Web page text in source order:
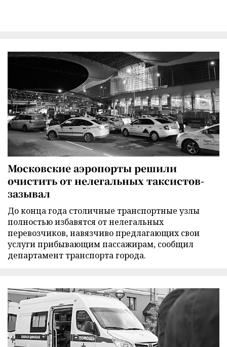
Московские аэропорты решили
очистить от нелегальных таксистов-
зазывал
До конца года столичные транспортные узлы
полностью избавятся от нелегальных
перевозчиков, навязчиво предлагающих свои
услуги прибывающим пассажирам, сообщил
департамент транспорта города.